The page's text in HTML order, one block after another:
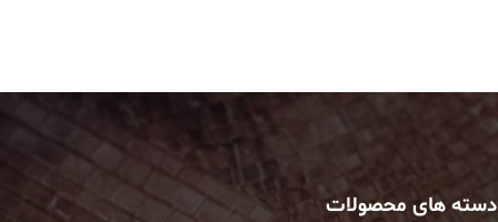
دسته های محصولات